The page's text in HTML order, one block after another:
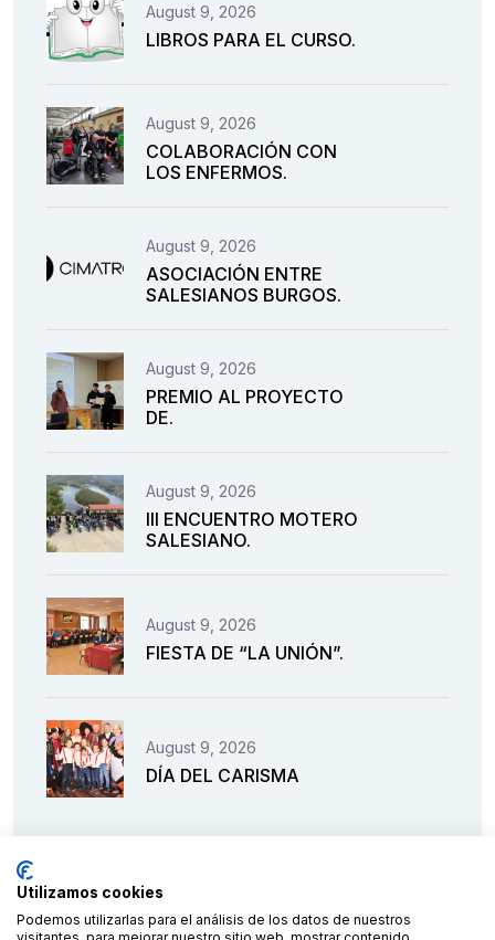
August 9, 2026
LIBROS PARA EL CURSO.
August 9, 2026
COLABORACIÓN CON
LOS ENFERMOS.
August 9, 2026
ASOCIACIÓN ENTRE
SALESIANOS BURGOS.
August 9, 2026
PREMIO AL PROYECTO
DE.
August 9, 2026
III ENCUENTRO MOTERO
SALESIANO.
August 9, 2026
FIESTA DE “LA UNIÓN”.
August 9, 2026
DÍA DEL CARISMA
Utilizamos cookies
Podemos utilizarlas para el análisis de los datos de nuestros